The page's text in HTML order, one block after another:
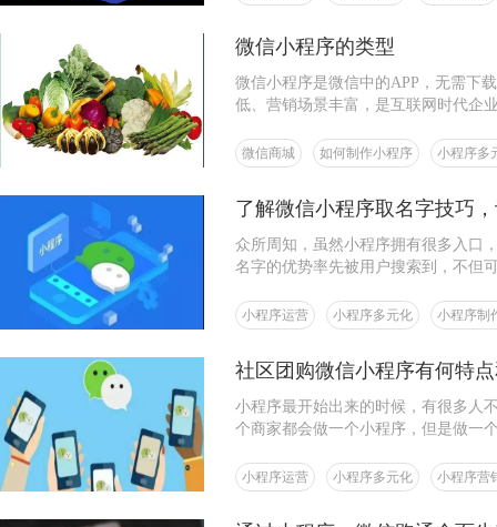
微信小程序的类型
微信小程序是微信中的APP，无需下
低、营销场景丰富，是互联网时代企
微信商城 如何制作小程序 小程序多
了解微信小程序取名字技巧
众所周知，虽然小程序拥有很多入口
名字的优势率先被用户搜索到，不但
小程序运营 小程序多元化 小程序制
社区团购微信小程序有何特
小程序最开始出来的时候，有很多人
个商家都会做一个小程序，但是做一
小程序运营 小程序多元化 小程序营